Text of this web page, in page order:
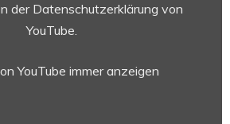
der Datenschutzerklärung von
YouTube.
YouTube immer anzeigen